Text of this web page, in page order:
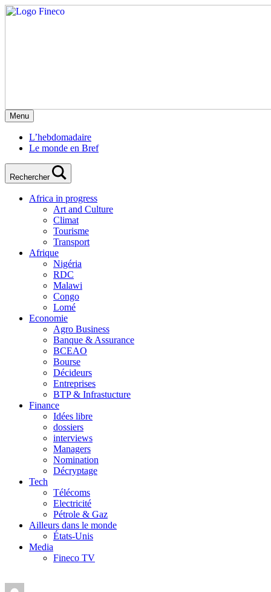
Menu
L’hebdomadaire
Le monde en Bref
Rechercher
Africa in progress
Art and Culture
Climat
Tourisme
Transport
Afrique
Nigéria
RDC
Malawi
Congo
Lomé
Economie
Agro Business
Banque & Assurance
BCEAO
Bourse
Décideurs
Entreprises
BTP & Infrastucture
Finance
Idées libre
dossiers
interviews
Managers
Nomination
Décryptage
Tech
Télécoms
Electricité
Pétrole & Gaz
Ailleurs dans le monde
États-Unis
Media
Fineco TV